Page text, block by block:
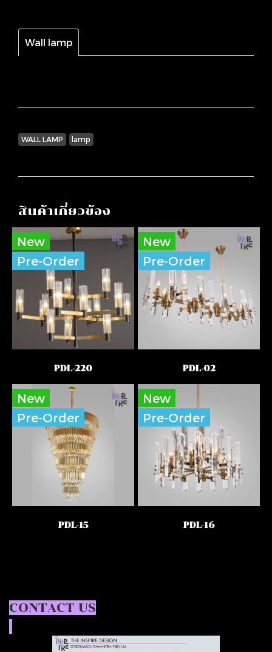
Wall lamp
WALL LAMP lamp
สินค้าเกี่ยวข้อง
New
Pre-Order
PDL-220
New
Pre-Order
PDL-02
New
Pre-Order
PDL-15
New
Pre-Order
PDL-16
CONTACT US